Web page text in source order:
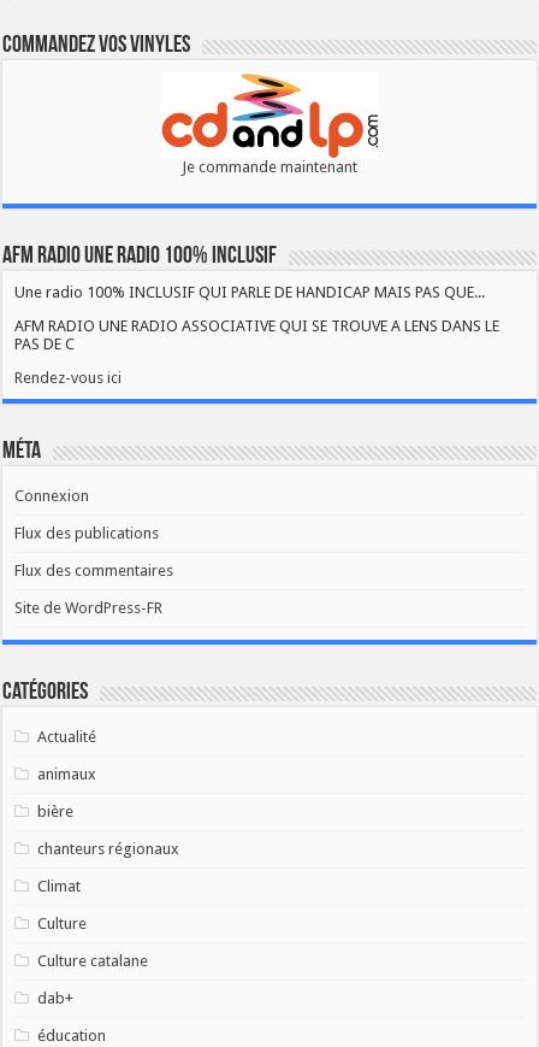
Commandez vos vinyles
Je commande maintenant
AFM RADIO UNE RADIO 100% INCLUSIF
Une radio 100% INCLUSIF QUI PARLE DE HANDICAP MAIS PAS QUE...
AFM RADIO UNE RADIO ASSOCIATIVE QUI SE TROUVE A LENS DANS LE
PAS DE C
Rendez-vous ici
Méta
Connexion
Flux des publications
Flux des commentaires
Site de WordPress-FR
Catégories
Actualité
animaux
bière
chanteurs régionaux
Climat
Culture
Culture catalane
dab+
éducation